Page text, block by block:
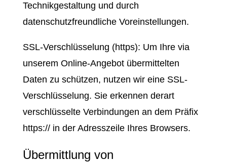
Technikgestaltung und durch
datenschutzfreundliche Voreinstellungen.
SSL-Verschlüsselung (https): Um Ihre via
unserem Online-Angebot übermittelten
Daten zu schützen, nutzen wir eine SSL-
Verschlüsselung. Sie erkennen derart
verschlüsselte Verbindungen an dem Präfix
https:// in der Adresszeile Ihres Browsers.
Übermittlung von